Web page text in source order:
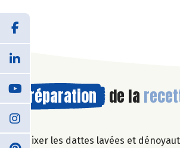
Préparation de la
Mixer les dattes lavées et